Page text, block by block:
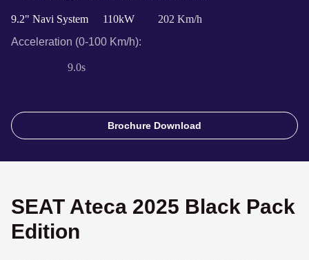
9.2" Navi System 110kW
202 Km/h
Acceleration (0-100 Km/h):
9.0s
Brochure Download
SEAT Ateca 2025 Black Pack
Edition